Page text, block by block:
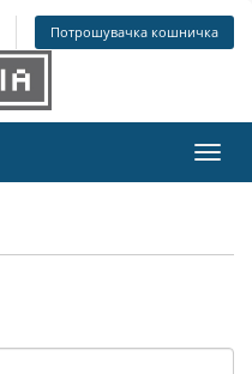
Потрошувачка кошничка